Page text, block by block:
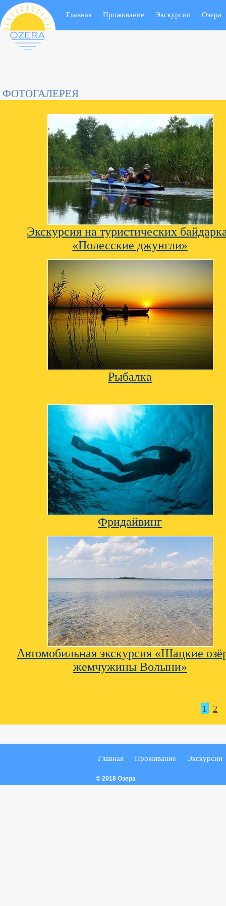
Notice : Undefined variable: questpos in
/home/trek428/ozera.com.ua/www/
Notice
: Undefined variable: questposall in
Главная Проживание Экскурсии Озера
ФОТОГАЛЕРЕЯ
Экскурсия на туристических
«Полесские джунгли»
Рыбалка
Фридайвинг
Автомобильная экскурсия «Шацкие
жемчужины Волыни»
1 2
Главная Проживание Экскурсии
© 2018 Озера